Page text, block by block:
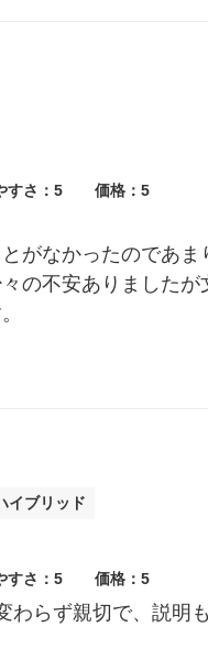
すさ：5 価格：5
がなかったのであま
の不安ありました
イブリッド
すさ：5 価格：5
らず親切で、説明